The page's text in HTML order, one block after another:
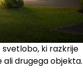
ki razkrije
ali drugega objekta.